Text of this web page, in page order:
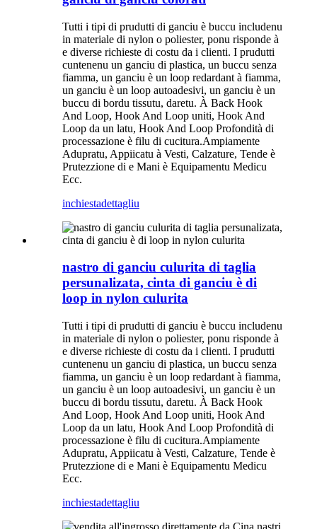
Tutti i tipi di prudutti di ganciu è buccu includenu
in materiale di nylon o poliester, ponu risponde à
e diverse richieste di costu da i clienti. I prudutti
cuntenenu un ganciu di plastica, un buccu senza
fiamma, un ganciu è un loop redardant à fiamma,
un ganciu è un loop autoadesivi, un ganciu è un
buccu di bordu tissutu, daretu. À Back Hook
And Loop, Hook And Loop uniti, Hook And
Loop da un latu, Hook And Loop Profondità di
processazione è filu di cucitura.Ampiamente
Adupratu, Appiicatu à Vesti, Calzature, Tende è
Prutezzione di e Mani è Equipamentu Medicu
Ecc.
inchiestadettagliu
nastro di ganciu culurita di taglia
persunalizata, cinta di ganciu è di
loop in nylon culurita
Tutti i tipi di prudutti di ganciu è buccu includenu
in materiale di nylon o poliester, ponu risponde à
e diverse richieste di costu da i clienti. I prudutti
cuntenenu un ganciu di plastica, un buccu senza
fiamma, un ganciu è un loop redardant à fiamma,
un ganciu è un loop autoadesivi, un ganciu è un
buccu di bordu tissutu, daretu. À Back Hook
And Loop, Hook And Loop uniti, Hook And
Loop da un latu, Hook And Loop Profondità di
processazione è filu di cucitura.Ampiamente
Adupratu, Appiicatu à Vesti, Calzature, Tende è
Prutezzione di e Mani è Equipamentu Medicu
Ecc.
inchiestadettagliu